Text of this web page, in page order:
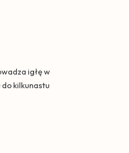
igłę w
kilkunastu